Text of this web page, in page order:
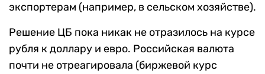
экспортерам (например, в сельском хозяйстве).
Решение ЦБ пока никак не отразилось на курсе
рубля к доллару и евро. Российская валюта
почти не отреагировала (биржевой курс